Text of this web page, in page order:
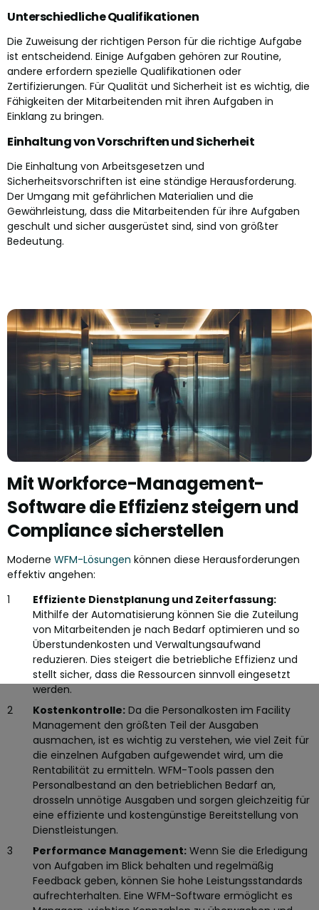
Unterschiedliche Qualifikationen
Die Zuweisung der richtigen Person für die richtige Aufgabe
ist entscheidend. Einige Aufgaben gehören zur Routine,
andere erfordern spezielle Qualifikationen oder
Zertifizierungen. Für Qualität und Sicherheit ist es wichtig, die
Fähigkeiten der Mitarbeitenden mit ihren Aufgaben in
Einklang zu bringen.
Einhaltung von Vorschriften und Sicherheit
Die Einhaltung von Arbeitsgesetzen und
Sicherheitsvorschriften ist eine ständige Herausforderung.
Der Umgang mit gefährlichen Materialien und die
Gewährleistung, dass die Mitarbeitenden für ihre Aufgaben
geschult und sicher ausgerüstet sind, sind von größter
Bedeutung.
Mit Workforce-Management-
Software die Effizienz steigern und
Compliance sicherstellen
Moderne WFM-Lösungen können diese Herausforderungen
effektiv angehen:
Effiziente Dienstplanung und Zeiterfassung:
Mithilfe der Automatisierung können Sie die Zuteilung
von Mitarbeitenden je nach Bedarf optimieren und so
Überstundenkosten und Verwaltungsaufwand
reduzieren. Dies steigert die betriebliche Effizienz und
stellt sicher, dass die Ressourcen sinnvoll eingesetzt
werden.
Kostenkontrolle: Da die Personalkosten im Facility
Management den größten Teil der Ausgaben
ausmachen, ist es wichtig zu verstehen, wie viel Zeit für
die einzelnen Aufgaben aufgewendet wird, um die
Rentabilität zu ermitteln. WFM-Tools passen den
Personalbestand an den betrieblichen Bedarf an,
drosseln unnötige Ausgaben und sorgen gleichzeitig für
eine effiziente und kostengünstige Bereitstellung von
Dienstleistungen.
Performance Management: Wenn Sie die Erledigung
von Aufgaben im Blick behalten und regelmäßig
Feedback geben, können Sie hohe Leistungsstandards
aufrechterhalten. Eine WFM-Software ermöglicht es